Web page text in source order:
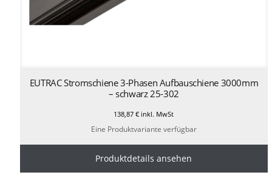
EUTRAC Stromschiene 3-Phasen Aufbauschiene 3000mm
– schwarz 25-302
138,87€ inkl. MwSt
Eine Produktvariante verfügbar
Produktdetails ansehen